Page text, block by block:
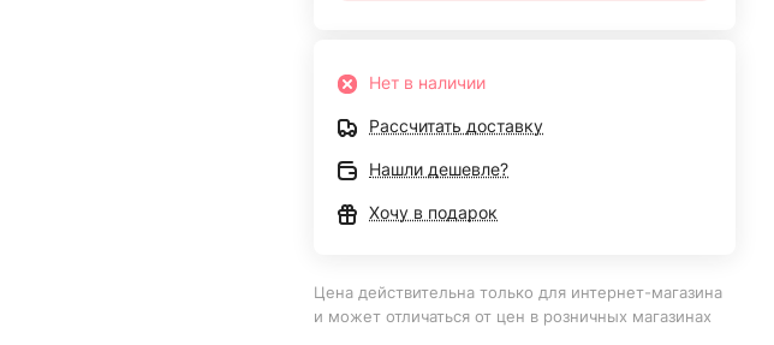
Нет в наличии
Рассчитать доставку
Нашли дешевле?
Хочу в подарок
Цена действительна только для интернет-магазина
и может отличаться от цен в розничных магазинах